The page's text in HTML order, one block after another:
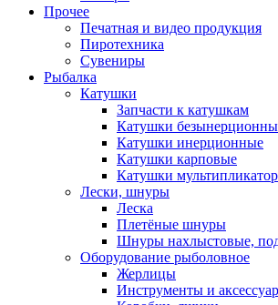
Прочее
Печатная и видео продукция
Пиротехника
Сувениры
Рыбалка
Катушки
Запчасти к катушкам
Катушки
Катушки инерционные
Катушки карповые
Катушки
Лески, шнуры
Леска
Плетёные шнуры
Шнуры нахлыстовые,
Оборудование рыболовное
Жерлицы
Инструменты и